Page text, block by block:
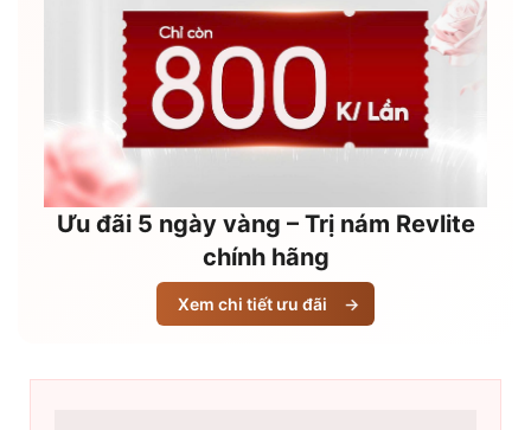
Ưu đãi 5 ngày vàng – Trị nám Revlite
chính hãng
Xem chi tiết ưu đãi →